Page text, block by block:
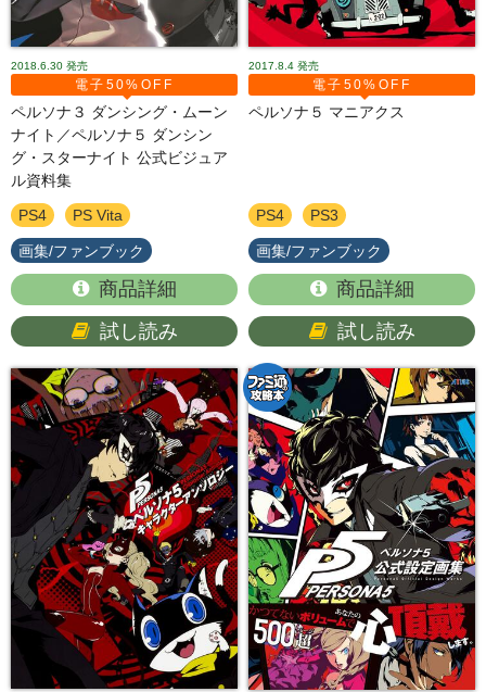
2018.6.30 発売
電子50%OFF
ペルソナ３ ダンシング・ムーン
ナイト／ペルソナ５ ダンシン
グ・スターナイト 公式ビジュア
ル資料集
PS4 PS Vita
画集/ファンブック
商品詳細
試し読み
2017.8.4 発売
電子50%OFF
ペルソナ５ マニアクス
PS4 PS3
画集/ファンブック
商品詳細
試し読み